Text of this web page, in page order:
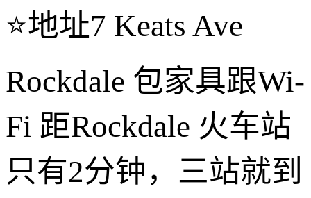
⭐地址7 Keats Ave
Rockdale 包家具跟Wi-
Fi 距Rockdale 火车站
只有2分钟，三站就到